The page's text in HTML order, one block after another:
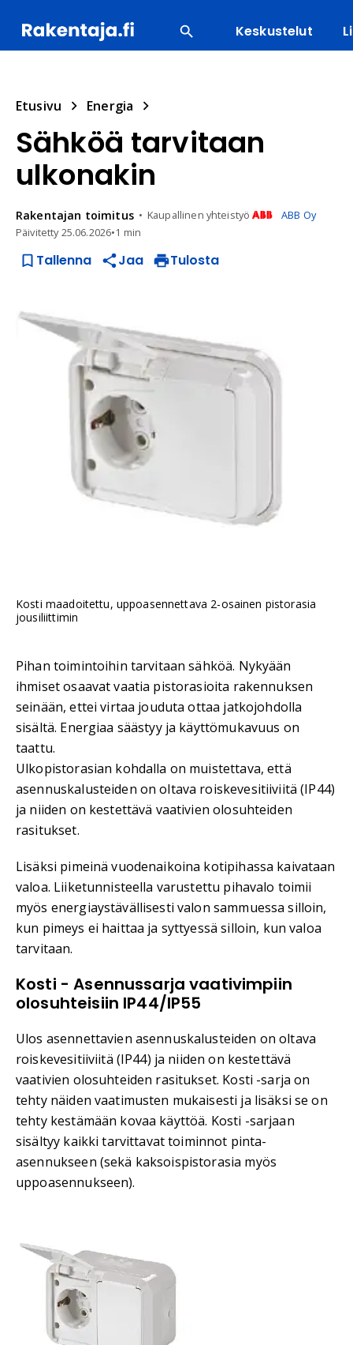
Keskustelut
Etusivu Energia
Sähköä tarvitaan
ulkonakin
Rakentajan toimitus Kaupallinen yhteistyö
ABB Oy
Päivitetty25.06.2026•1 min
Tallenna Jaa Tulosta
Kosti maadoitettu, uppoasennettava 2-osainen pistorasia
jousiliittimin
Pihan toimintoihin tarvitaan sähköä. Nykyään
ihmiset osaavat vaatia pistorasioita rakennuksen
seinään, ettei virtaa jouduta ottaa jatkojohdolla
sisältä. Energiaa säästyy ja käyttömukavuus on
taattu.
Ulkopistorasian kohdalla on muistettava, että
asennuskalusteiden on oltava roiskevesitiiviitä (IP44)
ja niiden on kestettävä vaativien olosuhteiden
rasitukset.
Lisäksi pimeinä vuodenaikoina kotipihassa kaivataan
valoa. Liiketunnisteella varustettu pihavalo toimii
myös energiaystävällisesti valon sammuessa silloin,
kun pimeys ei haittaa ja syttyessä silloin, kun valoa
tarvitaan.
Kosti - Asennussarja vaativimpiin
olosuhteisiin IP44/IP55
Ulos asennettavien asennuskalusteiden on oltava
roiskevesitiiviitä (IP44) ja niiden on kestettävä
vaativien olosuhteiden rasitukset. Kosti -sarja on
tehty näiden vaatimusten mukaisesti ja lisäksi se on
tehty kestämään kovaa käyttöä. Kosti -sarjaan
sisältyy kaikki tarvittavat toiminnot pinta-
asennukseen (sekä kaksoispistorasia myös
uppoasennukseen).